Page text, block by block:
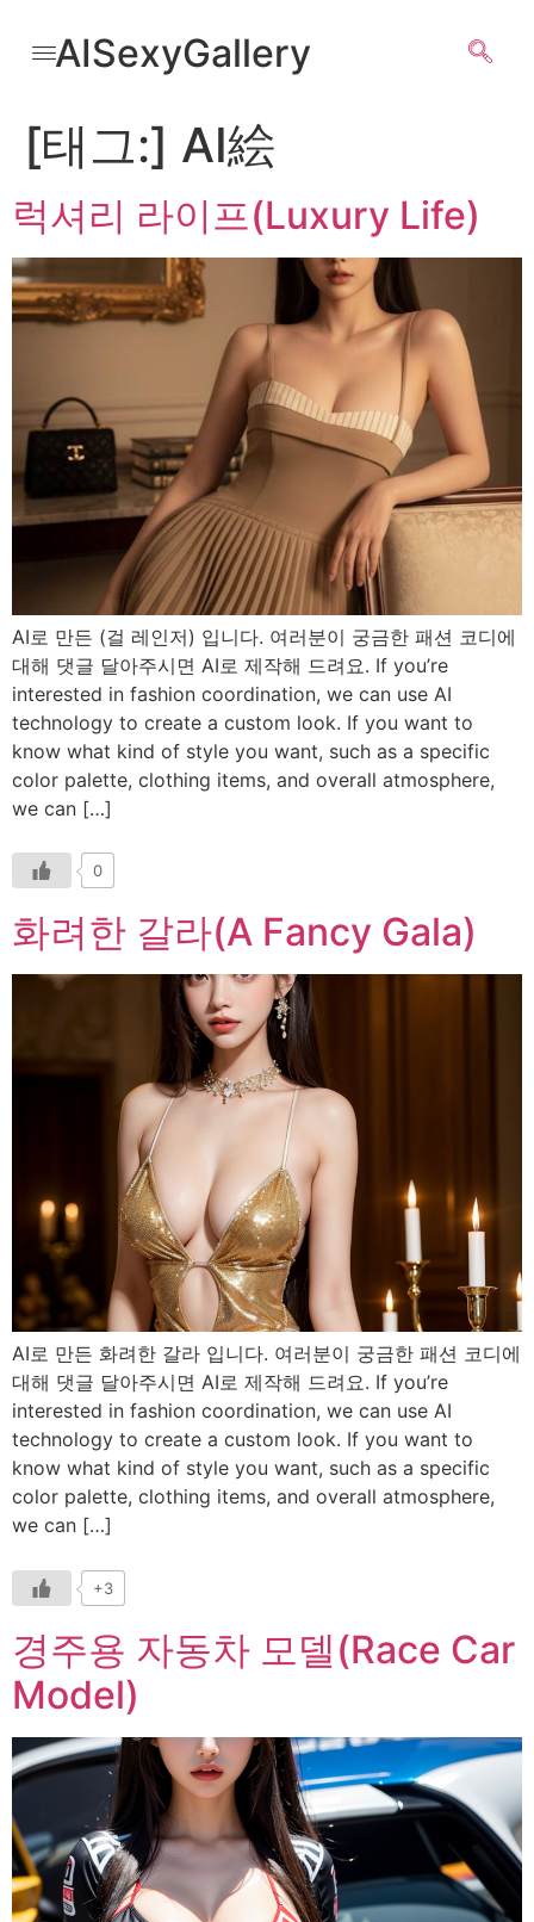
AISexyGallery
[태그:] AI絵
럭셔리 라이프(Luxury Life)
AI로 만든 (걸 레인저) 입니다. 여러분이 궁금한 패션 코디에
대해 댓글 달아주시면 AI로 제작해 드려요. If you’re
interested in fashion coordination, we can use AI
technology to create a custom look. If you want to
know what kind of style you want, such as a specific
color palette, clothing items, and overall atmosphere,
we can […]
0
화려한 갈라(A Fancy Gala)
AI로 만든 화려한 갈라 입니다. 여러분이 궁금한 패션 코디에
대해 댓글 달아주시면 AI로 제작해 드려요. If you’re
interested in fashion coordination, we can use AI
technology to create a custom look. If you want to
know what kind of style you want, such as a specific
color palette, clothing items, and overall atmosphere,
we can […]
+3
경주용 자동차 모델(Race Car
Model)